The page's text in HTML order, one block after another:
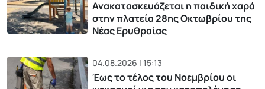
Ανακατασκευάζεται η παιδική χαρά
στην πλατεία 28ης Οκτωβρίου της
Νέας Ερυθραίας
04.08.2026 | 15:13
Έως το τέλος του Νοεμβρίου οι